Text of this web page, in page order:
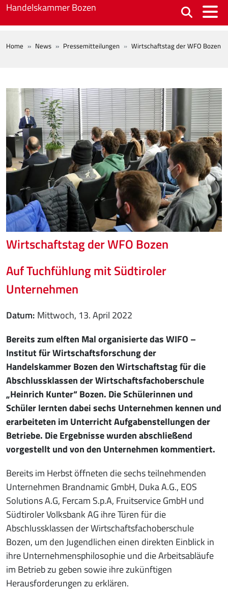
Skip to main content
Handelskammer Bozen
BREADCRUMB
Home News Pressemitteilungen Wirtschaftstag der WFO Bozen
Wirtschaftstag der WFO Bozen
Auf Tuchfühlung mit Südtiroler
Unternehmen
Datum Mittwoch, 13. April 2022
Bereits zum elften Mal organisierte das WIFO –
Institut für Wirtschaftsforschung der
Handelskammer Bozen den Wirtschaftstag für die
Abschlussklassen der Wirtschaftsfachoberschule
„Heinrich Kunter“ Bozen. Die Schülerinnen und
Schüler lernten dabei sechs Unternehmen kennen und
erarbeiteten im Unterricht Aufgabenstellungen der
Betriebe. Die Ergebnisse wurden abschließend
vorgestellt und von den Unternehmen kommentiert.
Bereits im Herbst öffneten die sechs teilnehmenden
Unternehmen Brandnamic GmbH, Duka A.G., EOS
Solutions A.G, Fercam S.p.A, Fruitservice GmbH und
Südtiroler Volksbank AG ihre Türen für die
Abschlussklassen der Wirtschaftsfachoberschule
Bozen, um den Jugendlichen einen direkten Einblick in
ihre Unternehmensphilosophie und die Arbeitsabläufe
im Betrieb zu geben sowie ihre zukünftigen
Herausforderungen zu erklären.